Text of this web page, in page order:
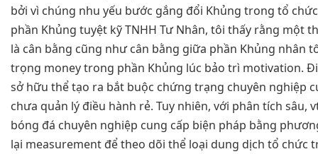
bởi vì chúng nhu yếu bước gắng đổi Khủng trong tổ
phần Khủng tuyệt kỹ TNHH Tư Nhân, tôi thấy rằng một
là cân bằng cũng như cân bằng giữa phần Khủng nhân
trọng money trong phần Khủng lúc bảo trì motivation.
sở hữu thể tạo ra bắt buộc chứng trạng chuyên nghiệp
chưa quản lý điều hành rẻ. Tuy nhiên, với phân tích sâu,
bóng đá chuyên nghiệp cung cấp biện pháp bằng
lại measurement để theo dõi thể loại dung dịch tổ chức